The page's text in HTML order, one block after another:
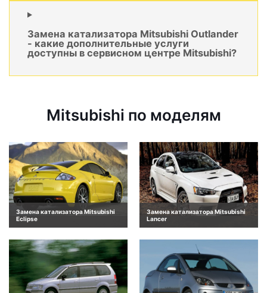
Замена катализатора Mitsubishi Outlander
- какие дополнительные услуги
доступны в сервисном центре Mitsubishi?
Mitsubishi по моделям
Замена катализатора Mitsubishi
Eclipse
Замена катализатора Mitsubishi
Lancer